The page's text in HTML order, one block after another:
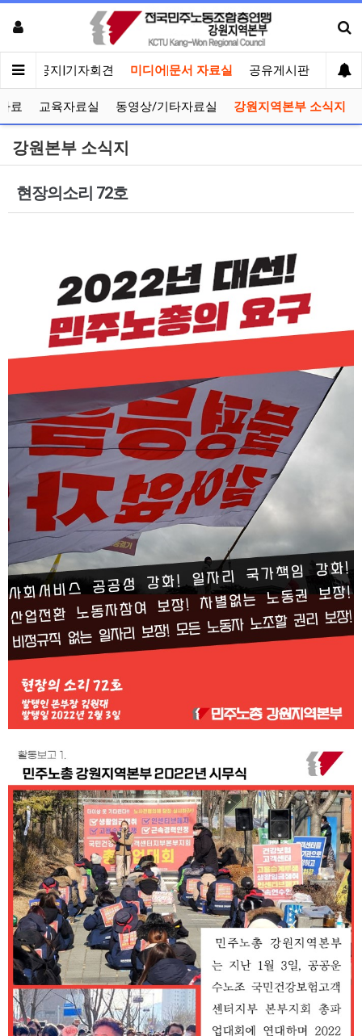
인 공지|기자회견 미디어|문서 자료실 공유게시판 선거
료 교육자료실 동영상/기타자료실 강원지역본부 소식지
강원본부 소식지
현장의소리 72호